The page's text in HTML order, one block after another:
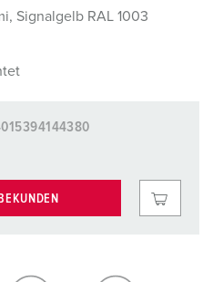
Signalgelb RAL 1003